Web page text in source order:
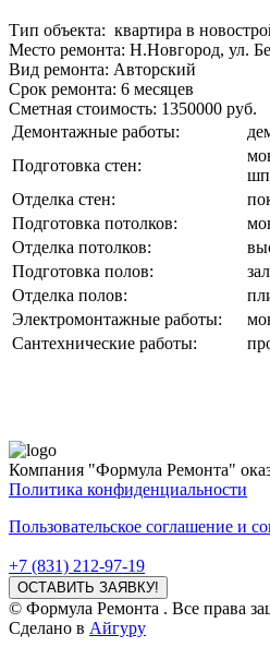
Тип объекта: квартира в
Место ремонта: Н.Новгород, ул.
Вид ремонта: Авторский
Срок ремонта: 6 месяцев
Сметная стоимость: 1350000 руб.
Демонтажные работы:
Подготовка стен:
Отделка стен:
Подготовка потолков:
Отделка потолков:
Подготовка полов:
Отделка полов:
Электромонтажные работы:
Сантехнические работы:
Компания "Формула Ремонта"
Политика конфиденциальности
Пользовательское соглашение и
+7 (831) 212-97-19
ОСТАВИТЬ ЗАЯВКУ!
© Формула Ремонта . Все права
Сделано в Айгуру